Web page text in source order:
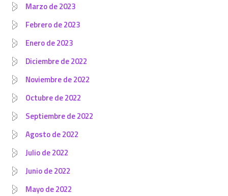
Marzo de 2023
Febrero de 2023
Enero de 2023
Diciembre de 2022
Noviembre de 2022
Octubre de 2022
Septiembre de 2022
Agosto de 2022
Julio de 2022
Junio de 2022
Mayo de 2022